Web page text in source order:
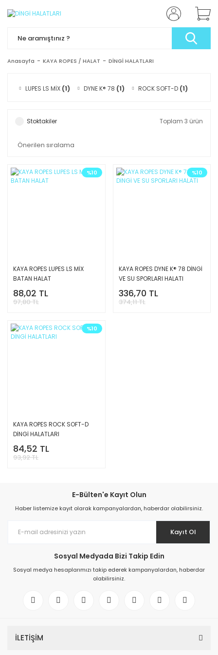
Anasayfa KAYA ROPES / HALAT DİNGİ HALATLARI
LUPES LS MİX (1) DYNE K® 78 (1) ROCK SOFT-D (1)
Stoktakiler Toplam 3 ürün
%10
KAYA ROPES LUPES LS MİX
BATAN HALAT
88,02 TL
97,80 TL
%10
KAYA ROPES DYNE K® 78 DİNGİ
VE SU SPORLARI HALATI
336,70 TL
374,11 TL
%10
KAYA ROPES ROCK SOFT-D
DİNGİ HALATLARI
84,52 TL
93,92 TL
E-Bülten'e Kayıt Olun
Haber listemize kayıt olarak kampanyalardan, haberdar olabilirsiniz.
Kayıt Ol
Sosyal Medyada Bizi Takip Edin
Sosyal medya hesaplarımızı takip ederek kampanyalardan, haberdar
olabilirsiniz.
İLETİŞİM